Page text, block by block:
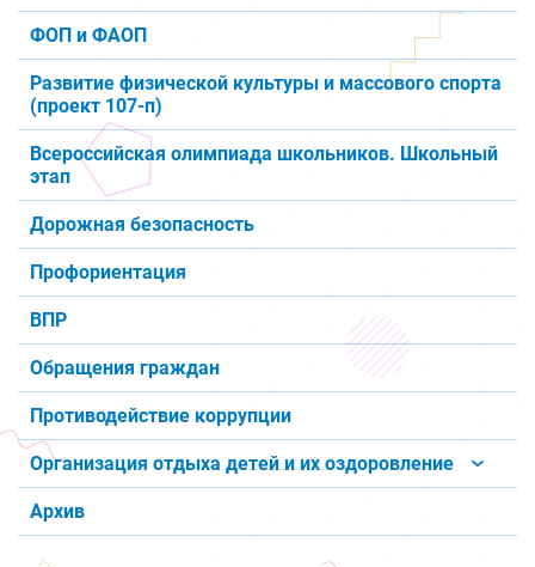
ФОП и ФАОП
Развитие физической культуры и массового спорта
(проект 107-п)
Всероссийская олимпиада школьников. Школьный
этап
Дорожная безопасность
Профориентация
ВПР
Обращения граждан
Противодействие коррупции
Организация отдыха детей и их оздоровление
Архив